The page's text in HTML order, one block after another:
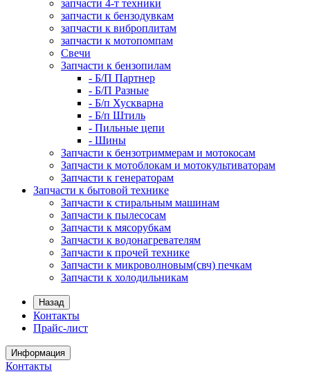
запчасти 4-т техники
запчасти к бензодувкам
запчасти к виброплитам
запчасти к мотопомпам
Свечи
Запчасти к бензопилам
- Б/П Партнер
- Б/П Разные
- Б/п Хускварна
- Б/п Штиль
- Пильные цепи
- Шины
Запчасти к бензотриммерам и мотокосам
Запчасти к мотоблокам и мотокультиваторам
Запчасти к генераторам
Запчасти к бытовой технике
Запчасти к стиральным машинам
Запчасти к пылесосам
Запчасти к мясорубкам
Запчасти к водонагревателям
Запчасти к прочей технике
Запчасти к микроволновым(свч) печкам
Запчасти к холодильникам
Назад
Контакты
Прайс-лист
Информация
Контакты